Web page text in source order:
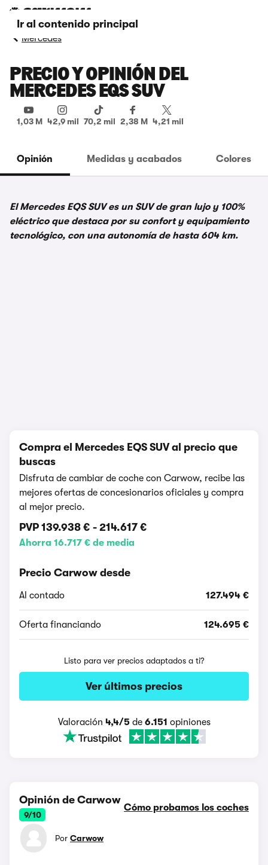
Ir al contenido principal
Mercedes
PRECIO Y OPINIÓN DEL
MERCEDES EQS SUV
1,03 M 42,9 mil 70,2 mil 2,38 M 4,21 mil
Opinión Medidas y acabados Colores
El Mercedes EQS SUV es un SUV de gran lujo y 100%
eléctrico que destaca por su confort y equipamiento
tecnológico, con una autonomía de hasta 604 km.
Compra el Mercedes EQS SUV al precio que
buscas
Disfruta de cambiar de coche con Carwow, recibe las
mejores ofertas de concesionarios oficiales y compra
al mejor precio.
PVP 139.938 € - 214.617 €
Ahorra 16.717 € de media
Precio Carwow desde
Al contado 127.494 €
Oferta financiando 124.695 €
Listo para ver precios adaptados a ti?
Ver últimos precios
Valoración 4,4/5de 6.151 opiniones
Opinión de Carwow
9/10
Cómo probamos los coches
Por Carwow